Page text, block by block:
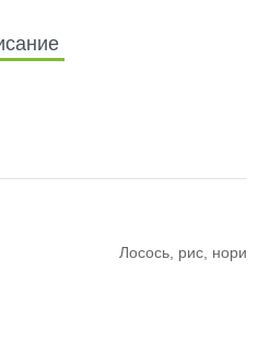
Лосось, рис, нори